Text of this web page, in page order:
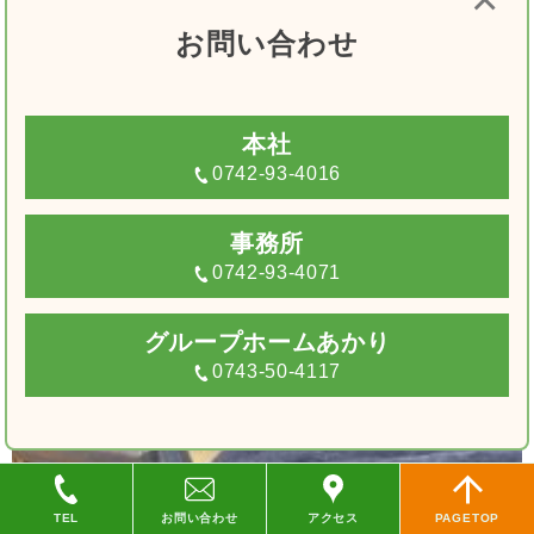
TEL お問い合わせ アクセス PAGETOP
お問い合わせ
本社
0742-93-4016
事務所
0742-93-4071
グループホームあかり
0743-50-4117